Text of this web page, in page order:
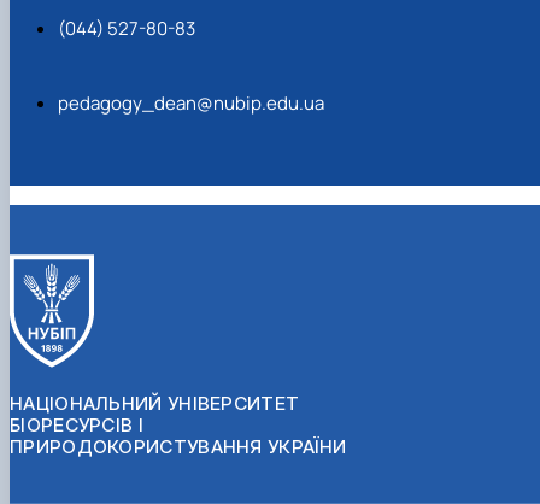
(044) 527-80-83
pedagogy_dean@nubip.edu.ua
НАЦІОНАЛЬНИЙ УНІВЕРСИТЕТ
БІОРЕСУРСІВ І
ПРИРОДОКОРИСТУВАННЯ УКРАЇНИ